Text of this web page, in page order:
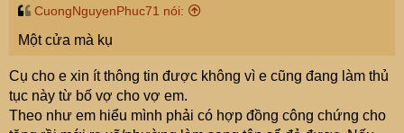
CuongNguyenPhuc71 nói:
Một cửa mà kụ
Cụ cho e xin ít thông tin được không vì e cũng đang làm thủ
tục này từ bố vợ cho vợ em.
Theo như em hiểu mình phải có hợp đồng công chứng cho